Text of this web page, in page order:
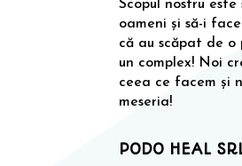
Scopul nostru este
oameni și să-i
că au scăpat de o
un complex! Noi
ceea ce facem și
meseria!
PODO HEAL